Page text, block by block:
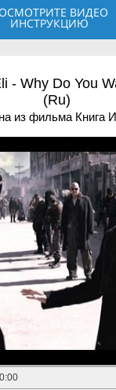
ВИДЕО
ИНСТРУКЦИЮ
- Why Do You
(Ru)
из фильма Книга